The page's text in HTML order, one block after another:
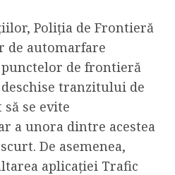
Poliția de Frontieră
de automarfare
de frontieră
tranzitului de
se evite
a unora dintre acestea
De asemenea,
aplicației Trafic